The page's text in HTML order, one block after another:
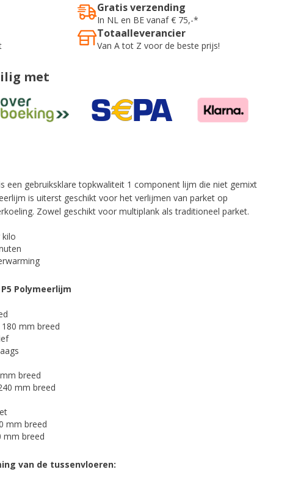
Gratis verzending
In NL en BE vanaf € 75,-*
Totaalleverancier
Van A tot Z voor de beste prijs!
met
een gebruiksklare topkwaliteit 1 component lijm die niet gemixt
is uiterst geschikt voor het verlijmen van parket op
Zowel geschikt voor multiplank als traditioneel parket.
kilo
Polymeerlijm
mm breed
breed
mm breed
mm breed
mm breed
van de tussenvloeren: